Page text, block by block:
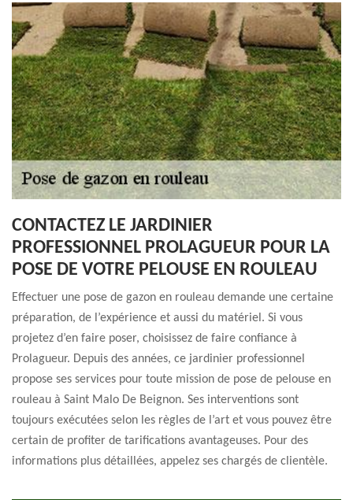
CONTACTEZ LE JARDINIER
PROFESSIONNEL PROLAGUEUR POUR LA
POSE DE VOTRE PELOUSE EN ROULEAU
Effectuer une pose de gazon en rouleau demande une certaine
préparation, de l’expérience et aussi du matériel. Si vous
projetez d’en faire poser, choisissez de faire confiance à
Prolagueur. Depuis des années, ce jardinier professionnel
propose ses services pour toute mission de pose de pelouse en
rouleau à Saint Malo De Beignon. Ses interventions sont
toujours exécutées selon les règles de l’art et vous pouvez être
certain de profiter de tarifications avantageuses. Pour des
informations plus détaillées, appelez ses chargés de clientèle.